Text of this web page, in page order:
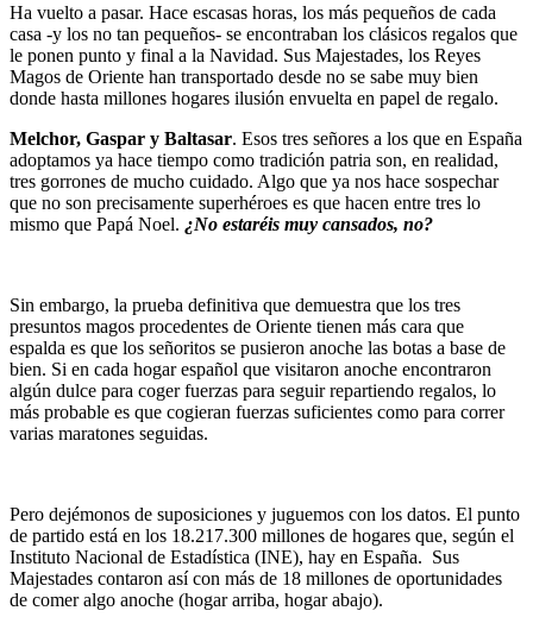
Ha vuelto a pasar. Hace escasas horas, los más pequeños de cada
casa -y los no tan pequeños- se encontraban los clásicos regalos que
le ponen punto y final a la Navidad. Sus Majestades, los Reyes
Magos de Oriente han transportado desde no se sabe muy bien
donde hasta millones hogares ilusión envuelta en papel de regalo.
Melchor, Gaspar y Baltasar. Esos tres señores a los que en España
adoptamos ya hace tiempo como tradición patria son, en realidad,
tres gorrones de mucho cuidado. Algo que ya nos hace sospechar
que no son precisamente superhéroes es que hacen entre tres lo
mismo que Papá Noel. ¿No estaréis muy cansados, no?
Sin embargo, la prueba definitiva que demuestra que los tres
presuntos magos procedentes de Oriente tienen más cara que
espalda es que los señoritos se pusieron anoche las botas a base de
bien. Si en cada hogar español que visitaron anoche encontraron
algún dulce para coger fuerzas para seguir repartiendo regalos, lo
más probable es que cogieran fuerzas suficientes como para correr
varias maratones seguidas.
Pero dejémonos de suposiciones y juguemos con los datos. El punto
de partido está en los 18.217.300 millones de hogares que, según el
Instituto Nacional de Estadística (INE), hay en España. Sus
Majestades contaron así con más de 18 millones de oportunidades
de comer algo anoche (hogar arriba, hogar abajo).